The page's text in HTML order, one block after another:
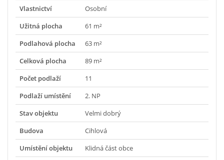
Vlastnictví
Osobní
Užitná plocha
61 m²
Podlahová plocha
63 m²
Celková plocha
89 m²
Počet podlaží
11
Podlaží umístění
2. NP
Stav objektu
Velmi dobrý
Budova
Cihlová
Umístění objektu
Klidná část obce